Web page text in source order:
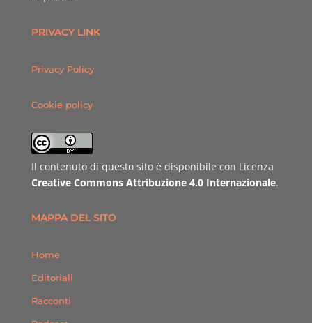
PRIVACY LINK
Privacy Policy
Cookie policy
Il contenuto di questo sito è disponibile con Licenza
Creative Commons Attribuzione 4.0 Internazionale.
MAPPA DEL SITO
Home
Editoriali
Racconti